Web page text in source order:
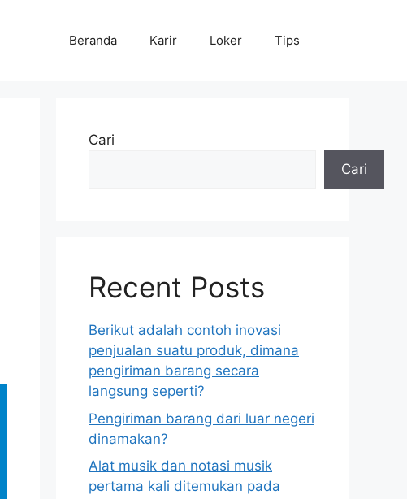
Beranda Karir Loker Tips
Cari
Cari
Recent Posts
Berikut adalah contoh inovasi
penjualan suatu produk, dimana
pengiriman barang secara
langsung seperti?
Pengiriman barang dari luar negeri
dinamakan?
Alat musik dan notasi musik
pertama kali ditemukan pada